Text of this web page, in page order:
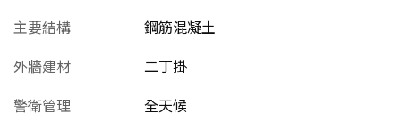
主要結構
鋼筋混凝土
外牆建材
二丁掛
警衛管理
全天候